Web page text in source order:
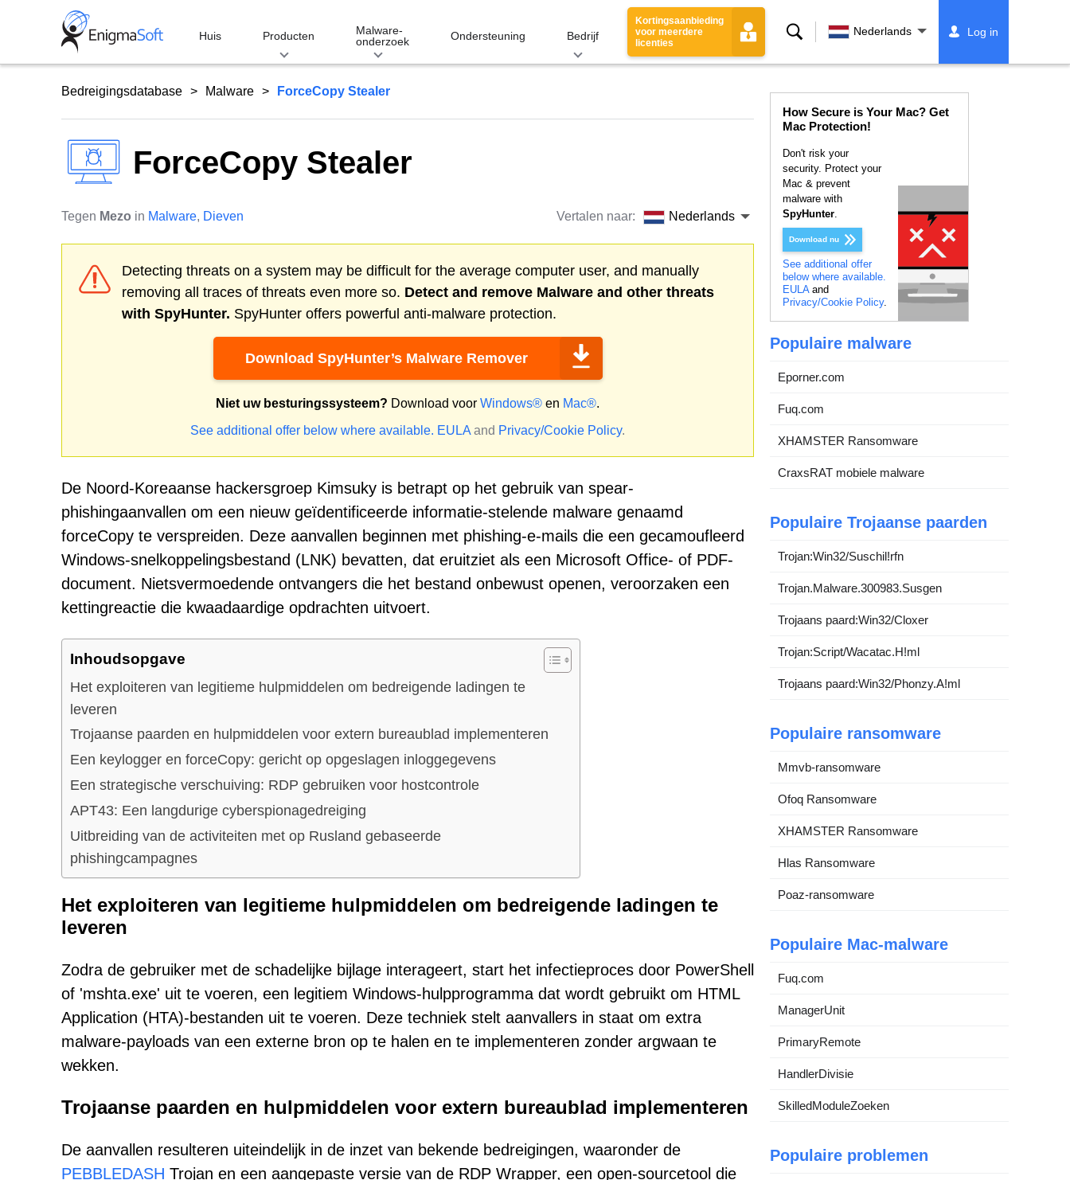
Huis Producten
Malware-
onderzoek
Ondersteuning Bedrijf
Kortingsaanbieding
voor meerdere
licenties
Zoeken Nederlands Log in
Bedreigingsdatabase Malware ForceCopy Stealer
ForceCopy Stealer
Tegen Mezo in Malware, Dieven Vertalen naar: Nederlands
Detecting threats on a system may be difficult for the average computer user, and manually
removing all traces of threats even more so. Detect and remove Malware and other threats
with SpyHunter. SpyHunter offers powerful anti-malware protection.
Download SpyHunter’s Malware Remover
Niet uw besturingssysteem? Download voor Windows® en Mac®.
See additional offer below where available. EULA and Privacy/Cookie Policy.
De Noord-Koreaanse hackersgroep Kimsuky is betrapt op het gebruik van spear-
phishingaanvallen om een nieuw geïdentificeerde informatie-stelende malware genaamd
forceCopy te verspreiden. Deze aanvallen beginnen met phishing-e-mails die een gecamoufleerd
Windows-snelkoppelingsbestand (LNK) bevatten, dat eruitziet als een Microsoft Office- of PDF-
document. Nietsvermoedende ontvangers die het bestand onbewust openen, veroorzaken een
kettingreactie die kwaadaardige opdrachten uitvoert.
Inhoudsopgave
Het exploiteren van legitieme hulpmiddelen om bedreigende ladingen te
leveren
Trojaanse paarden en hulpmiddelen voor extern bureaublad implementeren
Een keylogger en forceCopy: gericht op opgeslagen inloggegevens
Een strategische verschuiving: RDP gebruiken voor hostcontrole
APT43: Een langdurige cyberspionagedreiging
Uitbreiding van de activiteiten met op Rusland gebaseerde
phishingcampagnes
Het exploiteren van legitieme hulpmiddelen om bedreigende ladingen te
leveren
Zodra de gebruiker met de schadelijke bijlage interageert, start het infectieproces door PowerShell
of 'mshta.exe' uit te voeren, een legitiem Windows-hulpprogramma dat wordt gebruikt om HTML
Application (HTA)-bestanden uit te voeren. Deze techniek stelt aanvallers in staat om extra
malware-payloads van een externe bron op te halen en te implementeren zonder argwaan te
wekken.
Trojaanse paarden en hulpmiddelen voor extern bureaublad implementeren
De aanvallen resulteren uiteindelijk in de inzet van bekende bedreigingen, waaronder de
PEBBLEDASH Trojan en een aangepaste versie van de RDP Wrapper, een open-sourcetool die
How Secure is Your Mac? Get
Mac Protection!
Don't risk your
security. Protect your
Mac & prevent
malware with
SpyHunter.
Download nu
See additional offer
below where available.
EULAand
Privacy/Cookie Policy.
Populaire malware
Eporner.com
Fuq.com
XHAMSTER Ransomware
CraxsRAT mobiele malware
Populaire Trojaanse paarden
Trojan:Win32/Suschil!rfn
Trojan.Malware.300983.Susgen
Trojaans paard:Win32/Cloxer
Trojan:Script/Wacatac.H!ml
Trojaans paard:Win32/Phonzy.A!ml
Populaire ransomware
Mmvb-ransomware
Ofoq Ransomware
XHAMSTER Ransomware
Hlas Ransomware
Poaz-ransomware
Populaire Mac-malware
Fuq.com
ManagerUnit
PrimaryRemote
HandlerDivisie
SkilledModuleZoeken
Populaire problemen